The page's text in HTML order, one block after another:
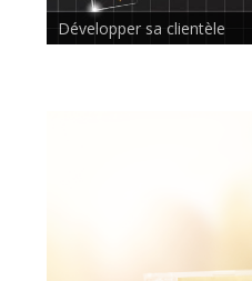
Rencontre inter-thérapeutes